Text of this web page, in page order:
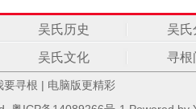
吴氏历史 吴氏
吴氏文化 寻根
要寻根 | 电脑版更精彩